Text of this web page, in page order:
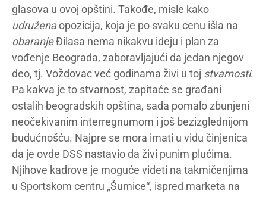
glasova u ovoj opštini. Takođe, misle kako
udruženaopozicija, koja je po svaku cenu išla na
obaranjeĐilasa nema nikakvu ideju i plan za
vođenje Beograda, zaboravljajući da jedan njegov
deo, tj. Voždovac već godinama živi u toj stvarnosti.
Pa kakva je to stvarnost, zapitaće se građani
ostalih beogradskih opština, sada pomalo zbunjeni
neočekivanim interregnumom i još bezizglednijom
budućnošću. Najpre se mora imati u vidu činjenica
da je ovde DSS nastavio da živi punim plućima.
Njihove kadrove je moguće videti na takmičenjima
u Sportskom centru „Šumice“, ispred marketa na